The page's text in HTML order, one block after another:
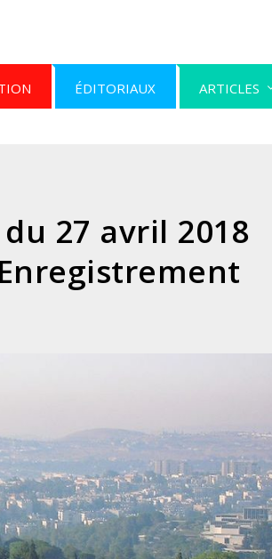
ÉDITORIAUX ARTICLES
27 avril 2018